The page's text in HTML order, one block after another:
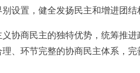
设置，健全发扬民主和增进团
义协商民主的独特优势，统筹推
、环节完整的协商民主体系，